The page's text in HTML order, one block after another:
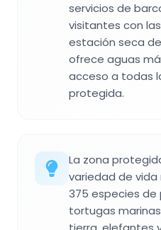
servicios de
visitantes con
estación seca
ofrece aguas
acceso a todas
protegida.
La zona
variedad de vida
375 especies de
tortugas marinas